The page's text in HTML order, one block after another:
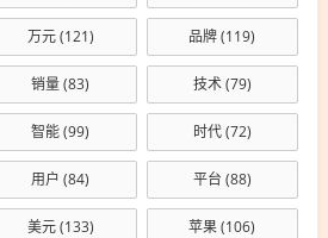
万元(121) 品牌(119)
销量(83) 技术(79)
智能(99) 时代(72)
用户 (84) 平台 (88)
美元(133) 苹果(106)